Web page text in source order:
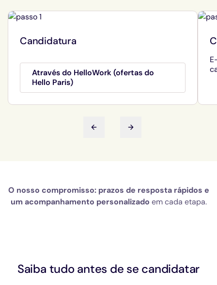
Slide anteriorPróximo slide
Candidatura
Através do HelloWork (ofertas do
Hello Paris)
O nosso compromisso: prazos de resposta rápidos e
um acompanhamento personalizado em cada etapa.
Saiba tudo antes de se candidatar